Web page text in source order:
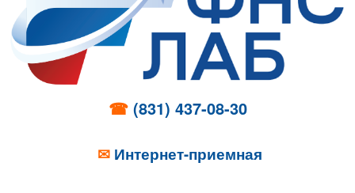
☎ (831) 437-08-30
✉ Интернет-приемная